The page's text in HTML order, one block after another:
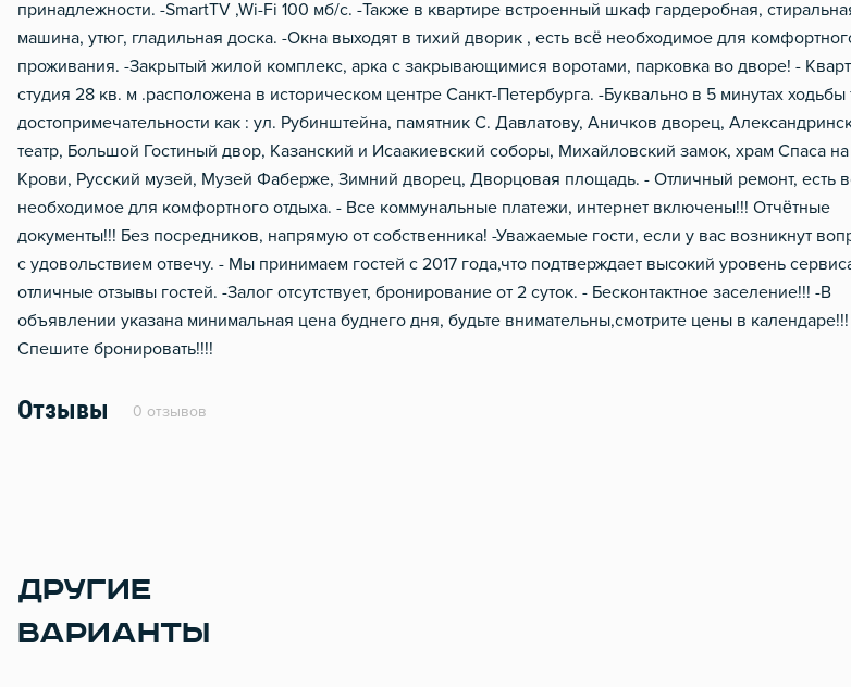
принадлежности. -SmаrtТV ,Wi-Fi 100 мб/с. -Также в квартире встроенный шкаф гардеробная,
машина, утюг, гладильная доска. -Окна выходят в тихий дворик , есть всё необходимое для
проживания. -Закрытый жилой комплекс, арка с закрывающимися воротами, парковка во дворе! -
студия 28 кв. м .расположена в историческом центре Санкт-Петербурга. -Буквально в 5 минутах ходьбы
достопримечательности как : ул. Рубинштейна, памятник С. Давлатову, Аничков дворец,
театр, Большой Гостиный двор, Казанский и Исаакиевский соборы, Михайловский замок, храм Спаса на
Крови, Русский музей, Музей Фаберже, Зимний дворец, Дворцовая площадь. - Отличный ремонт, есть
необходимое для комфортного отдыха. - Все коммунальные платежи, интернет включены!!! Отчётные
документы!!! Без посредников, напрямую от собственника! -Уважаемые гости, если у вас возникнут
с удовольствием отвечу. - Мы принимаем гостей с 2017 года,что подтверждает высокий уровень
отличные отзывы гостей. -Залог отсутствует, бронирование от 2 суток. - Бесконтактное заселение!!! -В
объявлении указана минимальная цена буднего дня, будьте внимательны,смотрите цены в календаре!!!
Спешите бронировать!!!!
Отзывы 0 отзывов
ДРУГИЕ
ВАРИАНТЫ